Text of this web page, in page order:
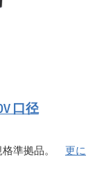
口径
格準拠品。 更に